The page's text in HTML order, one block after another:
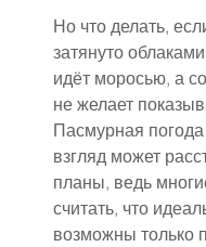
Но что делать,
затянуто
идёт моросью, а
не желает
Пасмурная
взгляд может
планы, ведь
считать, что
возможны только